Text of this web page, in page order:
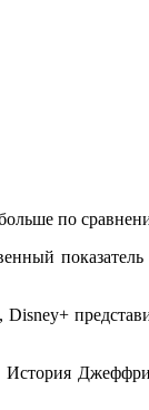
по
Disney+